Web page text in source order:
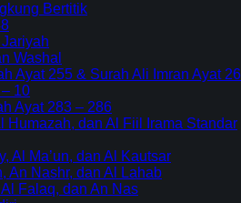
Bertitik
Washal
Ayat 255 & Surah Ali Imran Ayat 26
10
Ayat 283 – 286
Humazah, dan Al Fiil Irama Standar
Al Ma’un, dan Al Kautsar
An Nashr, dan Al Lahab
Falaq, dan An Nas